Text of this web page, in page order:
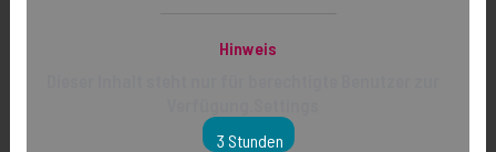
Hinweis
3 Stunden